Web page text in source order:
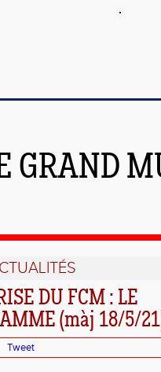
GRAND
DU FCM : LE
(màj 18/5/
Tweet